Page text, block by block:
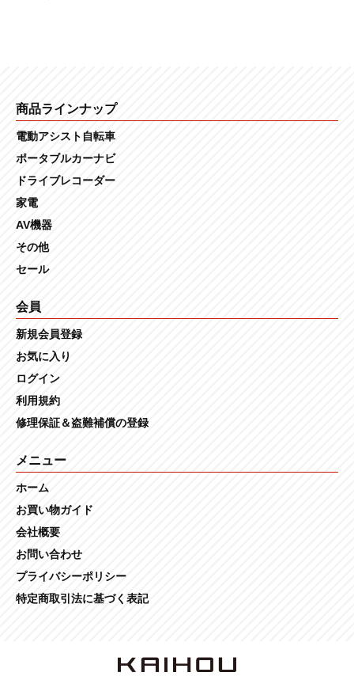
商品ラインナップ
電動アシスト自転車
ポータブルカーナビ
ドライブレコーダー
家電
AV機器
その他
セール
会員
新規会員登録
お気に入り
ログイン
利用規約
修理保証＆盗難補償の登録
メニュー
ホーム
お買い物ガイド
会社概要
お問い合わせ
プライバシーポリシー
特定商取引法に基づく表記